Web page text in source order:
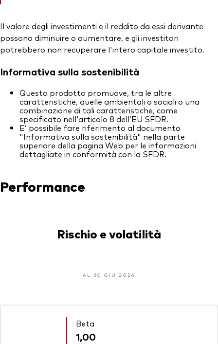
Il valore degli investimenti e il reddito da essi derivante
possono diminuire o aumentare, e gli investitori
potrebbero non recuperare l'intero capitale investito.
Informativa sulla sostenibilità
Questo prodotto promuove, tra le altre
caratteristiche, quelle ambientali o sociali o una
combinazione di tali caratteristiche, come
specificato nell'articolo 8 dell’EU SFDR.
E’ possibile fare riferimento al documento
"Informativa sulla sostenibilità" nella parte
superiore della pagina Web per le informazioni
dettagliate in conformità con la SFDR.
Performance
Rischio e volatilità
AL 30 GIU 2026
Beta
1,00